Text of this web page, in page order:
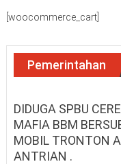
[woocommerce_cart]
Pemerintahan
DIDUGA SPBU
MAFIA BBM
MOBIL TRONTON
ANTRIAN .